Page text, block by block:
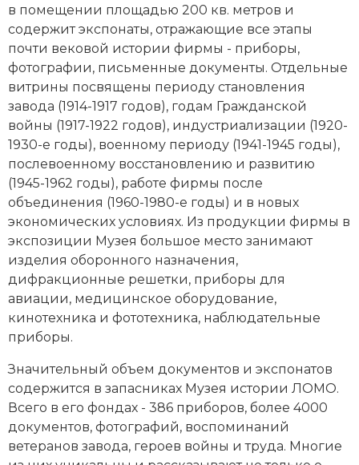
Новейшая история
Нумизматика
Образование
Общественные объединения и организации
Политическая история
Революции и народные движения
Религия и церковь
Россия
Северная Америка
Социально-экономическая история
Специальные исторические дисциплины
СССР
Южная Америка
в помещении площадью 200 кв. метров и
содержит экспонаты, отражающие все этапы
почти вековой истории фирмы - приборы,
фотографии, письменные документы. Отдельные
витрины посвящены периоду становления
завода (1914-1917 годов), годам Гражданской
войны (1917-1922 годов), индустриализации (1920-
1930-е годы), военному периоду (1941-1945 годы),
послевоенному восстановлению и развитию
(1945-1962 годы), работе фирмы после
объединения (1960-1980-е годы) и в новых
экономических условиях. Из продукции фирмы в
экспозиции Музея большое место занимают
изделия оборонного назначения,
дифракционные решетки, приборы для
авиации, медицинское оборудование,
кинотехника и фототехника, наблюдательные
приборы.
Значительный объем документов и экспонатов
содержится в запасниках Музея истории ЛОМО.
Всего в его фондах - 386 приборов, более 4000
документов, фотографий, воспоминаний
ветеранов завода, героев войны и труда. Многие